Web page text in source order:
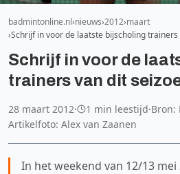
badmintonline.nl nieuws 2012 maart
Schrijf in voor de laatste bijscholing
Schrijf in voor de
trainers van dit
28 maart 2012· 1 min leestijd·Bron:
Artikelfoto: Alex van Zaanen
In het weekend van 12/13